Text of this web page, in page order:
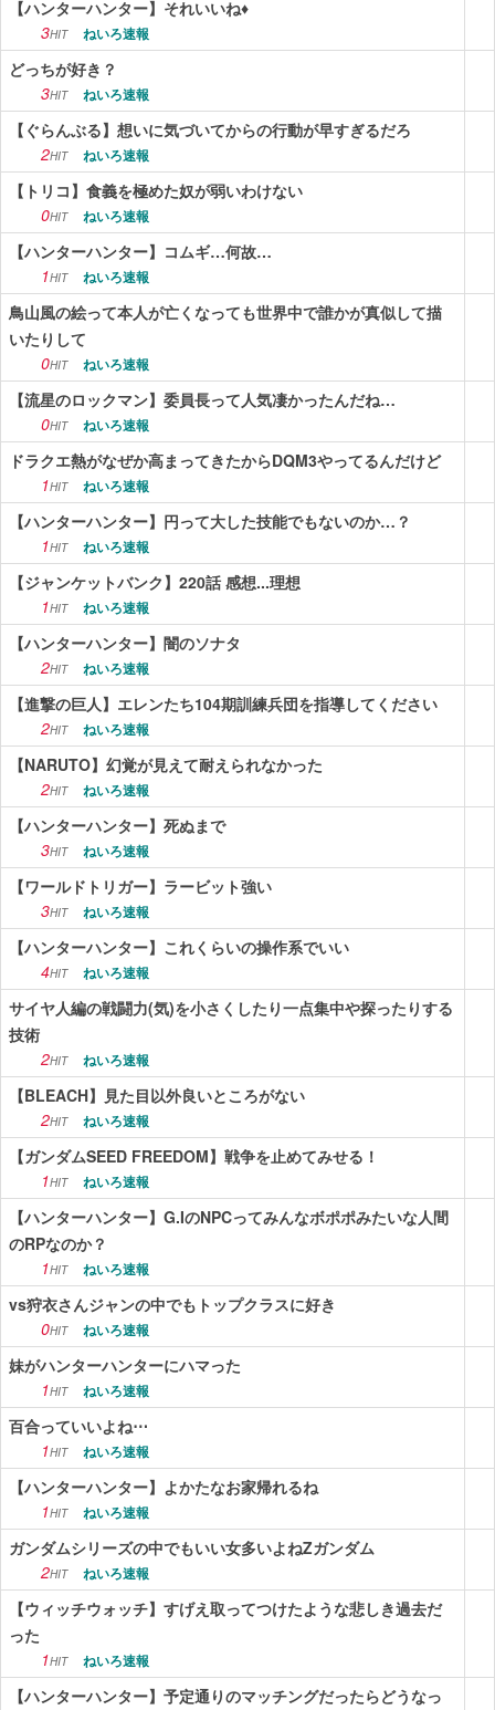
【ハンターハンター】それいいね♦
3HIT ねいろ速報
どっちが好き？
3HIT ねいろ速報
【ぐらんぶる】想いに気づいてからの行動が早すぎるだろ
2HIT ねいろ速報
【トリコ】食義を極めた奴が弱いわけない
0HIT ねいろ速報
【ハンターハンター】コムギ…何故…
1HIT ねいろ速報
鳥山風の絵って本人が亡くなっても世界中で誰かが真似して描
いたりして
0HIT ねいろ速報
【流星のロックマン】委員長って人気凄かったんだね…
0HIT ねいろ速報
ドラクエ熱がなぜか高まってきたからDQM3やってるんだけど
1HIT ねいろ速報
【ハンターハンター】円って大した技能でもないのか…？
1HIT ねいろ速報
【ジャンケットバンク】220話 感想...理想
1HIT ねいろ速報
【ハンターハンター】闇のソナタ
2HIT ねいろ速報
【進撃の巨人】エレンたち104期訓練兵団を指導してください
2HIT ねいろ速報
【NARUTO】幻覚が見えて耐えられなかった
2HIT ねいろ速報
【ハンターハンター】死ぬまで
3HIT ねいろ速報
【ワールドトリガー】ラービット強い
3HIT ねいろ速報
【ハンターハンター】これくらいの操作系でいい
4HIT ねいろ速報
サイヤ人編の戦闘力(気)を小さくしたり一点集中や探ったりする
技術
2HIT ねいろ速報
【BLEACH】見た目以外良いところがない
2HIT ねいろ速報
【ガンダムSEED FREEDOM】戦争を止めてみせる！
1HIT ねいろ速報
【ハンターハンター】G.IのNPCってみんなボポポみたいな人間
のRPなのか？
1HIT ねいろ速報
vs狩衣さんジャンの中でもトップクラスに好き
0HIT ねいろ速報
妹がハンターハンターにハマった
1HIT ねいろ速報
百合っていいよね⋯
1HIT ねいろ速報
【ハンターハンター】よかたなお家帰れるね
1HIT ねいろ速報
ガンダムシリーズの中でもいい女多いよねZガンダム
2HIT ねいろ速報
【ウィッチウォッチ】すげえ取ってつけたような悲しき過去だ
った
1HIT ねいろ速報
【ハンターハンター】予定通りのマッチングだったらどうなっ